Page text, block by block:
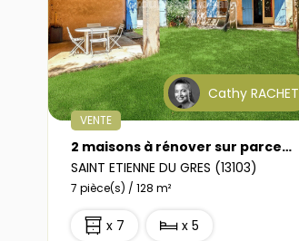
Cathy RACHET
VENTE
2 maisons à rénover sur parcelle de 4560 m2. Emplacement idéal
SAINT ETIENNE DU GRES (13103)
7 pièce(s) / 128 m²
x 7 x 5